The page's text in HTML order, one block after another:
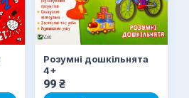
Розумні дошкільнята
4+
99 ₴